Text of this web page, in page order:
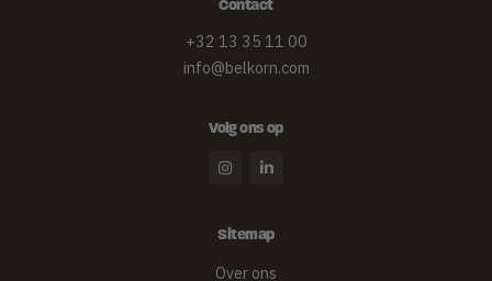
Contact­
+32 13 35 11 00
info@belkorn.com
Volg ons op
Sitemap
Over ons